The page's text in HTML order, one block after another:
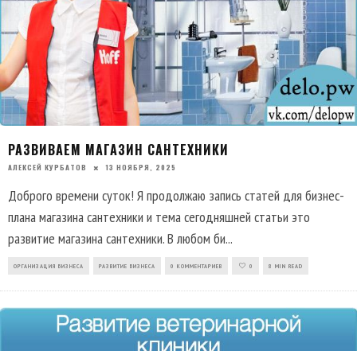
РАЗВИВАЕМ МАГАЗИН САНТЕХНИКИ
АЛЕКСЕЙ КУРБАТОВ 13 НОЯБРЯ, 2025
Доброго времени суток! Я продолжаю запись статей для бизнес-
плана магазина сантехники и тема сегодняшней статьи это
развитие магазина сантехники. В любом би...
ОРГАНИЗАЦИЯ БИЗНЕСА РАЗВИТИЕ БИЗНЕСА 0 КОММЕНТАРИЕВ 0 8 MIN READ